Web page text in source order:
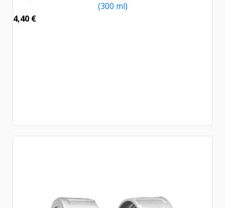
(300 ml)
4,40 €